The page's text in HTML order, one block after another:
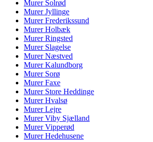
Murer Solrød
MurerJyllinge
MurerFrederikssund
MurerHolbæk
MurerRingsted
Murer Slagelse
MurerNæstved
MurerKalundborg
Murer Sorø
MurerFaxe
Murer Store Heddinge
MurerHvalsø
MurerLejre
MurerViby Sjælland
MurerVipperød
MurerHedehusene